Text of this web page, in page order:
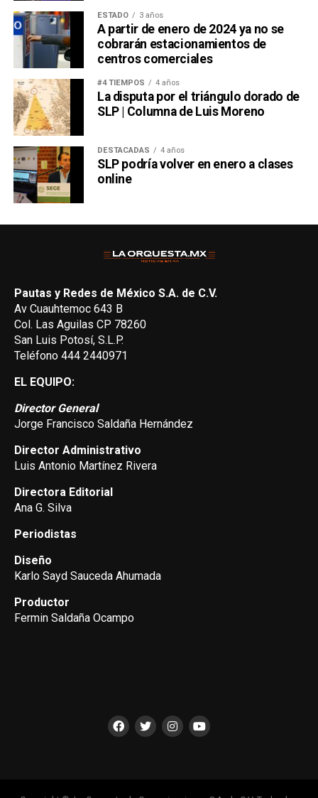
ESTADO 3 años
A partir de enero de 2024 ya no se
cobrarán estacionamientos de
centros comerciales
#4 TIEMPOS 4 años
La disputa por el triángulo dorado de
SLP | Columna de Luis Moreno
DESTACADAS 4 años
SLP podría volver en enero a clases
online
Pautas y Redes de México S.A. de C.V.
Av Cuauhtemoc 643 B
Col. Las Aguilas CP 78260
San Luis Potosí, S.L.P.
Teléfono 444 2440971
EL EQUIPO:
Director General
Jorge Francisco Saldaña Hernández
Director Administrativo
Luis Antonio Martínez Rivera
Directora Editorial
Ana G. Silva
Periodistas
Diseño
Karlo Sayd Sauceda Ahumada
Productor
Fermin Saldaña Ocampo